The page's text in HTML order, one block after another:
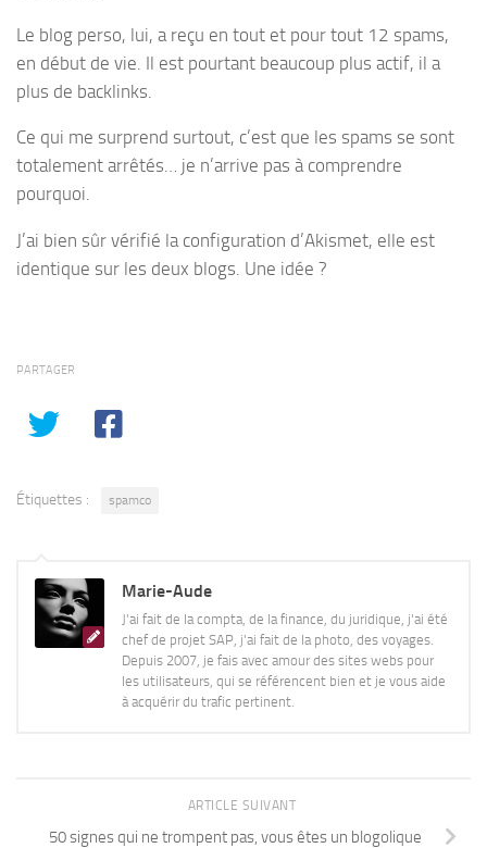
Le blog perso, lui, a reçu en tout et pour tout 12 spams,
en début de vie. Il est pourtant beaucoup plus actif, il a
plus de backlinks.
Ce qui me surprend surtout, c’est que les spams se sont
totalement arrêtés… je n’arrive pas à comprendre
pourquoi.
J’ai bien sûr vérifié la configuration d’Akismet, elle est
identique sur les deux blogs. Une idée ?
PARTAGER
Étiquettes : spamco
Marie-Aude
J'ai fait de la compta, de la finance, du juridique, j'ai été
chef de projet SAP, j'ai fait de la photo, des voyages.
Depuis 2007, je fais avec amour des sites webs pour
les utilisateurs, qui se référencent bien et je vous aide
à acquérir du trafic pertinent.
ARTICLE SUIVANT
50 signes qui ne trompent pas, vous êtes un blogolique